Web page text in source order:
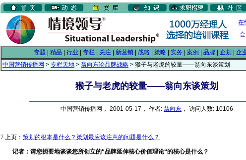
在
专题 精品 行业 专栏 关注 新营销 战略 策略 实务 案例 品牌 企划
企
中国营销传播网 > 专栏天地 > 翁向东论品牌战略 > 猴子与老虎的较量――翁向东谈策划
猴子与老虎的较量――翁向东谈策划
中国营销传播网， 2001-05-17， 作者: 翁向东 ， 访问人数: 10106
7 上页： 策划的根本是什么？策划最应该注意的问题是什么？
记者：请您扼要地谈谈您所创立的“品牌延伸核心价值理论“的核心是什么？